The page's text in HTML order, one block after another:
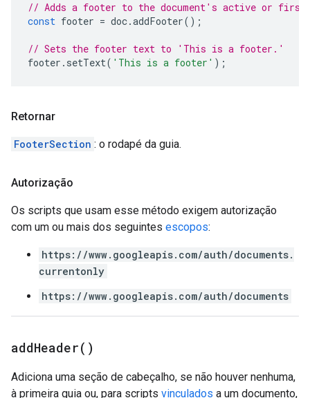
// Adds a footer to the document's active or
const footer = doc.addFooter();
// Sets the footer text to 'This is a footer.'
footer . setText( 'This is a footer' );
Retornar
FooterSection : o rodapé da guia.
Autorização
Os scripts que usam esse método exigem autorização
com um ou mais dos seguintes escopos:
https://www.googleapis.com/auth/documents.
currentonly
https://www.googleapis.com/auth/documents
addHeader( )
Adiciona uma seção de cabeçalho, se não houver nenhuma,
à primeira guia ou, para scripts vinculados a um documento,